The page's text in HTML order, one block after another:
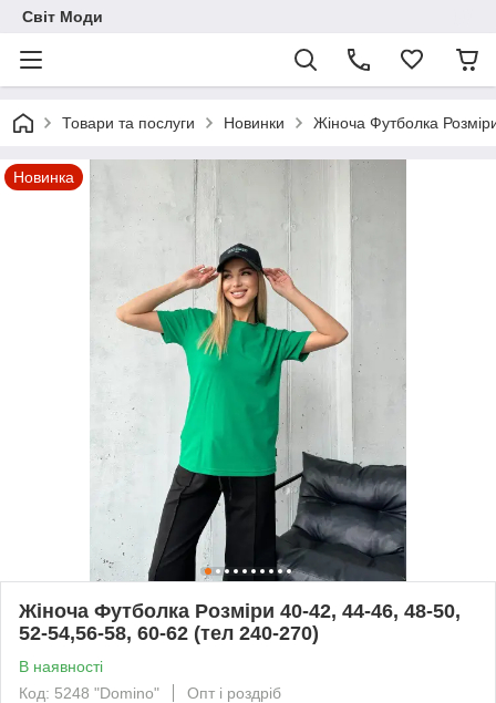
Світ Моди
Товари та послуги Новинки Жіноча Футболка
Новинка
Жіноча Футболка Розміри 40-42, 44-46, 48-50,
52-54,56-58, 60-62 (тел 240-270)
В наявності
Код: 5248 "Domino"
Опт і роздріб